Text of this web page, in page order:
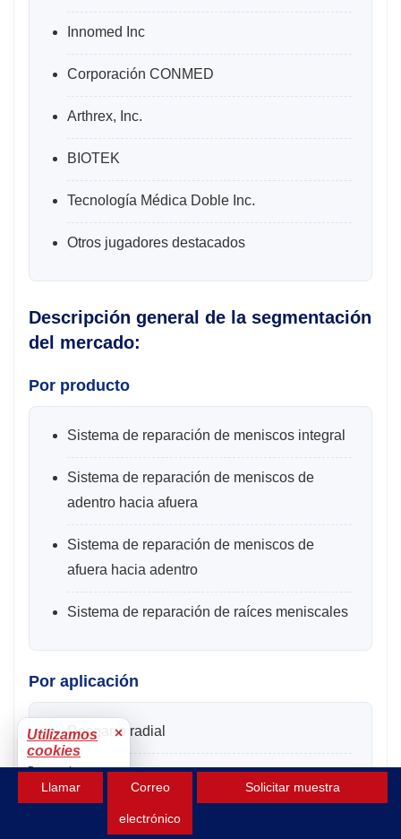
Innomed Inc
Corporación CONMED
Arthrex, Inc.
BIOTEK
Tecnología Médica Doble Inc.
Otros jugadores destacados
Descripción general de la segmentación
del mercado:
Por producto
Sistema de reparación de meniscos integral
Sistema de reparación de meniscos de
adentro hacia afuera
Sistema de reparación de meniscos de
afuera hacia adentro
Sistema de reparación de raíces meniscales
Por aplicación
Desgarro radial
Desgarro horizontal
Desgarro de solapa
Llamar Correo
electrónico
Solicitar muestra
Utilizamos
cookies
×
Para mejorar tu
experiencia.